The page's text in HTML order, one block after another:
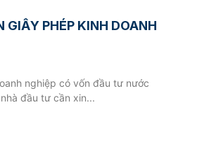
GIẤY PHÉP KINH DOANH
nghiệp có vốn đầu tư nước
đầu tư cần xin...